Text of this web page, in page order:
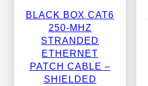
BLACK BOX CAT6
250-MHZ
STRANDED
ETHERNET
PATCH CABLE –
SHIELDED